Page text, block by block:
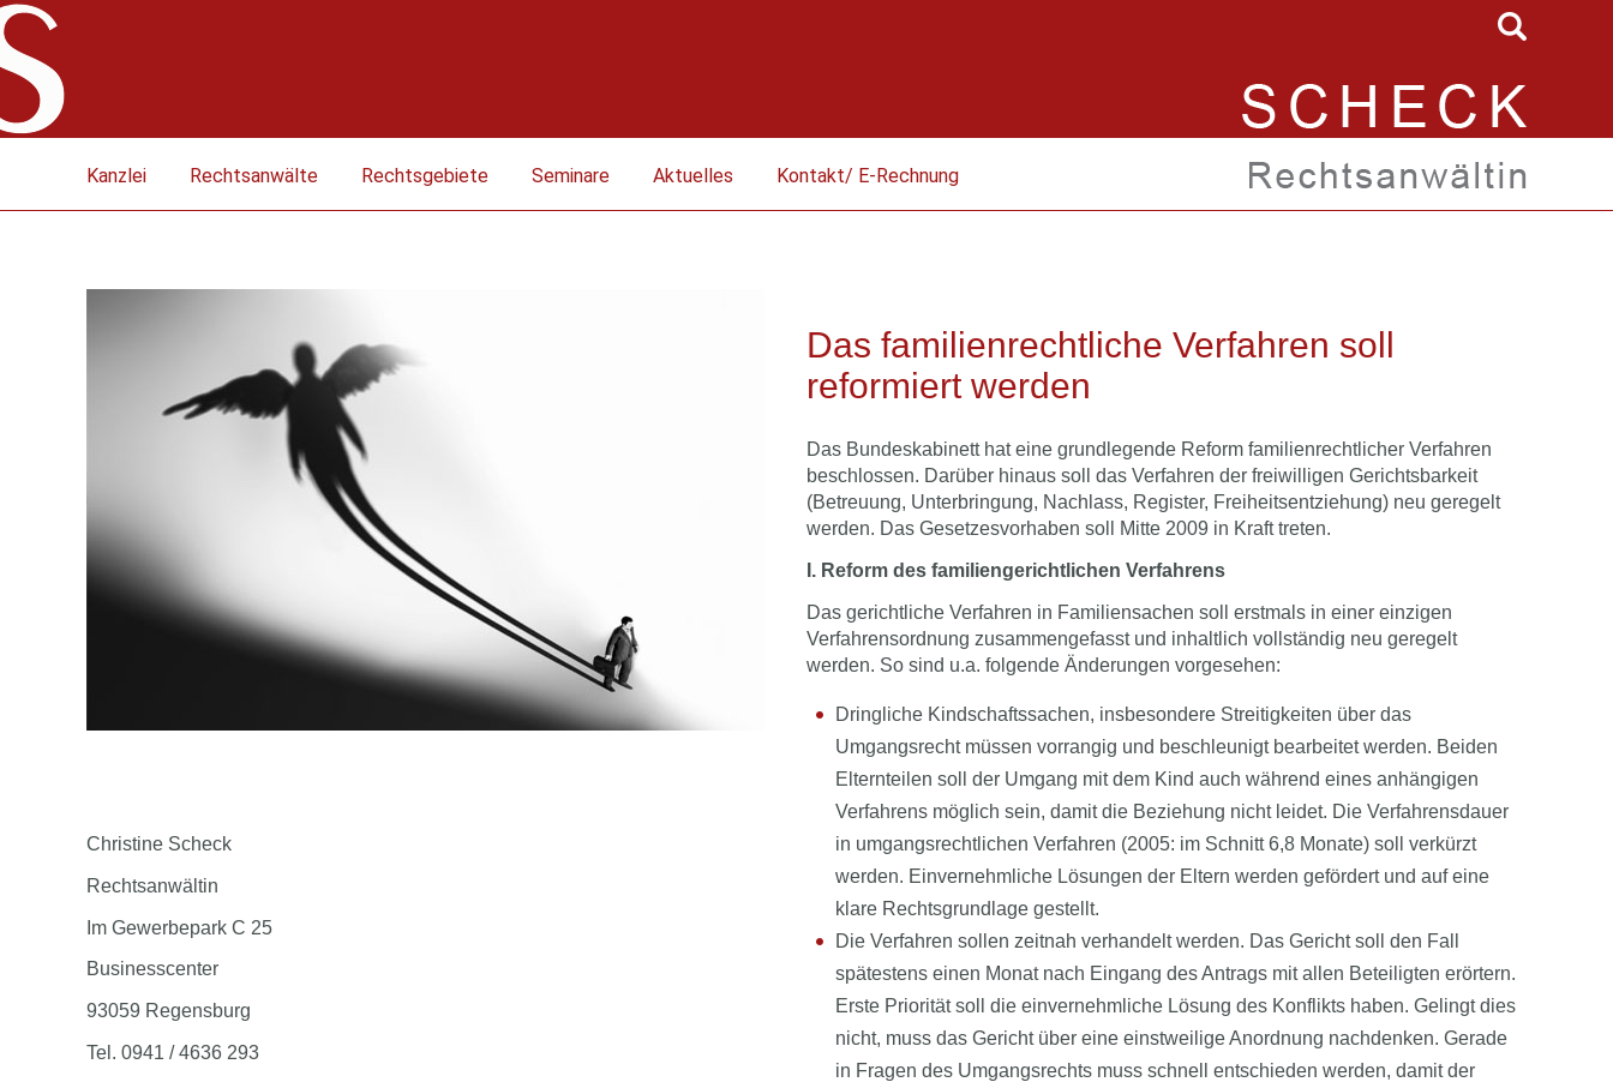
Kanzlei Rechtsanwälte Rechtsgebiete Seminare Aktuelles Kontakt/ E-Rechnung
Christine Scheck
Rechtsanwältin
Im Gewerbepark C 25
Businesscenter
93059 Regensburg
Tel. 0941 / 4636 293
Das familienrechtliche Verfahren soll
reformiert werden
Das Bundeskabinett hat eine grundlegende Reform familienrechtlicher Verfahren
beschlossen. Darüber hinaus soll das Verfahren der freiwilligen Gerichtsbarkeit
(Betreuung, Unterbringung, Nachlass, Register, Freiheitsentziehung) neu geregelt
werden. Das Gesetzesvorhaben soll Mitte 2009 in Kraft treten.
I. Reform des familiengerichtlichen Verfahrens
Das gerichtliche Verfahren in Familiensachen soll erstmals in einer einzigen
Verfahrensordnung zusammengefasst und inhaltlich vollständig neu geregelt
werden. So sind u.a. folgende Änderungen vorgesehen:
Dringliche Kindschaftssachen, insbesondere Streitigkeiten über das
Umgangsrecht müssen vorrangig und beschleunigt bearbeitet werden. Beiden
Elternteilen soll der Umgang mit dem Kind auch während eines anhängigen
Verfahrens möglich sein, damit die Beziehung nicht leidet. Die Verfahrensdauer
in umgangsrechtlichen Verfahren (2005: im Schnitt 6,8 Monate) soll verkürzt
werden. Einvernehmliche Lösungen der Eltern werden gefördert und auf eine
klare Rechtsgrundlage gestellt.
Die Verfahren sollen zeitnah verhandelt werden. Das Gericht soll den Fall
spätestens einen Monat nach Eingang des Antrags mit allen Beteiligten erörtern.
Erste Priorität soll die einvernehmliche Lösung des Konflikts haben. Gelingt dies
nicht, muss das Gericht über eine einstweilige Anordnung nachdenken. Gerade
in Fragen des Umgangsrechts muss schnell entschieden werden, damit der